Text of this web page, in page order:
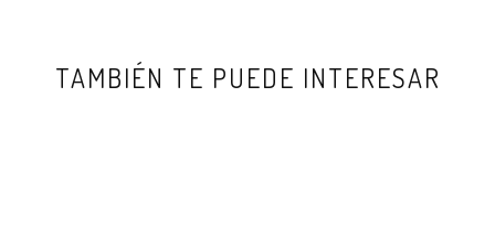
TAMBIÉN TE PUEDE INTERESAR